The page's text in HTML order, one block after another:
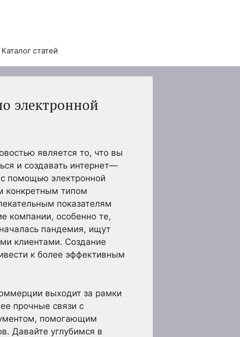
Каталог статей
электронной
является то, что вы
и создавать интернет—
помощью электронной
конкретным типом
показателям
компании, особенно те,
пандемия, ищут
клиентами. Создание
к более эффективным
выходит за рамки
прочные связи с
помогающим
Давайте углубимся в